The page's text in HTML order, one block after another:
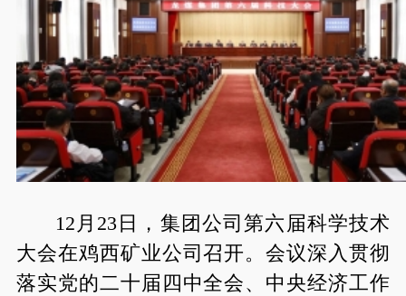
12月23日，集团公司第六届科学技术
大会在鸡西矿业公司召开。会议深入贯彻
落实党的二十届四中全会、中央经济工作